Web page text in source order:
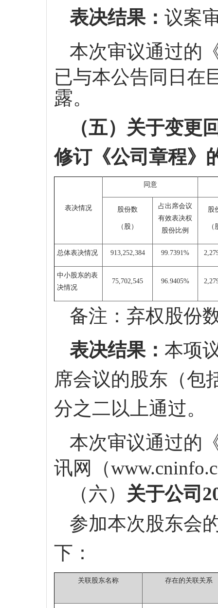
表决结果： 议案
本次审议通过的
已与本公告同日在
露。
（五）关于变更
修订《公司章程》
表决情况
同意
股份数
（ 股）
占出席会议
有效表决权
股份比例
股
（
总体表决情况 913,252,384 99.7391%
中小股东的表
决情况
75,702,545 96.9405%
备注：弃权股份
表决结果： 本项
席会议的股东（包
分之二以上通过。
本次审议通过的
讯网（
（六） 关于公司
参加本次股东会
下：
关联股东名称 存在的关联关系